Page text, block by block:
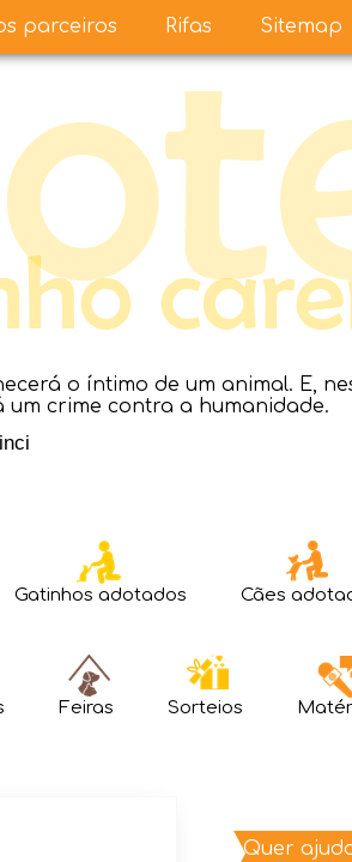
o íntimo de um animal. E,
crime contra a humanidade.
Gatinhos adotados Cães
Feiras Sorteios
parceiros Rifas Sitemap
Quer